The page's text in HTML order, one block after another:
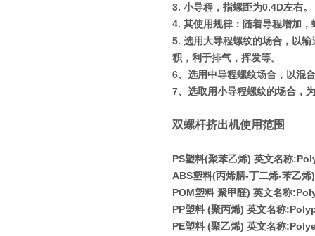
3. 小导程，指螺距为0.4D左右。
4. 其使用规律：随着导程增加
5. 选用大导程螺纹的场合，以
积，利于排气，挥发等。
6、选用中导程螺纹场合，以混
7、选取用小导程螺纹的场合，
双螺杆挤出机使用范围
PS塑料(聚苯乙烯) 英文名称
ABS塑料(丙烯腈-丁二烯-苯乙烯)
POM塑料 聚甲醛) 英文名称
PP塑料 (聚丙烯) 英文名称
PE塑料 (聚乙烯) 英文名称